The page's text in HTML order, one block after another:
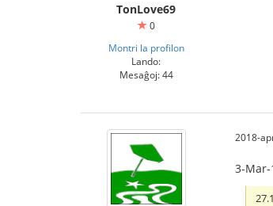
TonLove69
0
Montri la profilon
Lando:
Mesaĝoj: 44
2018-
3-Mar-